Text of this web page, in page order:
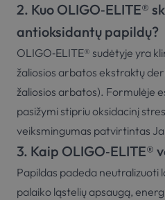
2. Kuo OLIGO‑ELITE®
antioksidantų papildų?
OLIGO‑ELITE® sudėtyje yra
žaliosios arbatos ekstraktų
žaliosios arbatos). Formulėje
pasižymi stipriu oksidacinį
veiksmingumas patvirtintas
3. Kaip OLIGO‑ELITE®
Papildas padeda neutralizuoti
palaiko ląstelių apsaugą,